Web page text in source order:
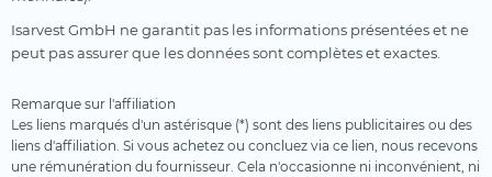
Isarvest GmbH ne garantit pas les informations présentées et ne
peut pas assurer que les données sont complètes et exactes.
Remarque sur l'affiliation
Les liens marqués d'un astérisque (*) sont des liens publicitaires ou des
liens d'affiliation. Si vous achetez ou concluez via ce lien, nous recevons
une rémunération du fournisseur. Cela n'occasionne ni inconvénient, ni